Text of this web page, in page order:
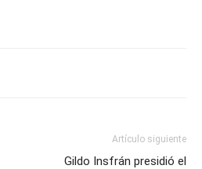
Artículo siguiente
Gildo Insfrán presidió el